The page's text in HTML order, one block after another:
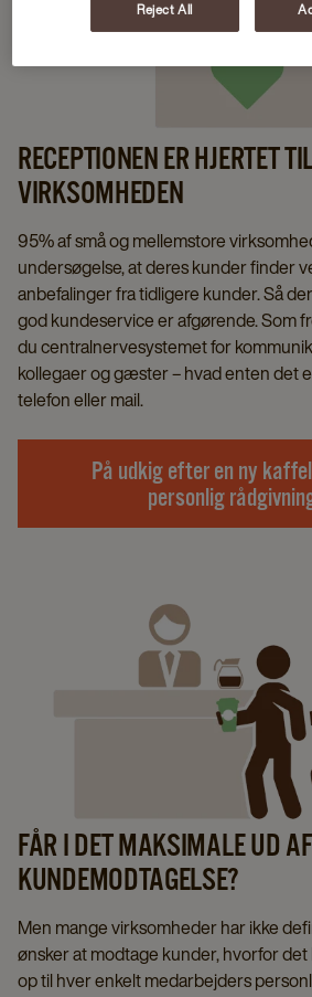
RECEPTIONEN ER HJERTET
VIRKSOMHEDEN
95% af små og mellemstore
undersøgelse, at deres kunder finder
anbefalinger fra tidligere kunder. Så
god kundeservice er afgørende. Som
du centralnervesystemet for
kollegaer og gæster – hvad enten det
telefon eller mail.
På udkig efter en ny
personlig
FÅR I DET MAKSIMALE UD
KUNDEMODTAGELSE?
Men mange virksomheder har ikke
ønsker at modtage kunder, hvorfor
op til hver enkelt medarbejders
Reject All